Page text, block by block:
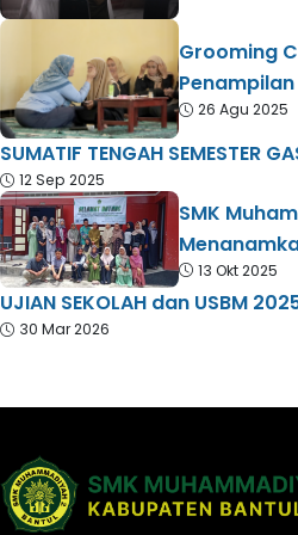
Grooming
26 Agu 2025
SUMATIF TENGAH SEMESTER
12 Sep 2025
SMK
13 Okt 2025
UJIAN SEKOLAH dan USBM
30 Mar 2026